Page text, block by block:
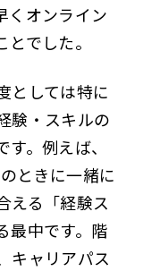
くオンライン
でした。
としては特に
験・スキルの
。例えば、
ときに一緒に
える「経験ス
最中です。階
キャリアパス